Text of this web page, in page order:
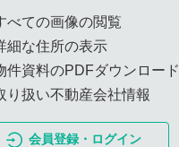
べての画像の閲覧
細な住所の表示
件資料のPDFダウンロード
り扱い不動産会社情報
会員登録・ログイン